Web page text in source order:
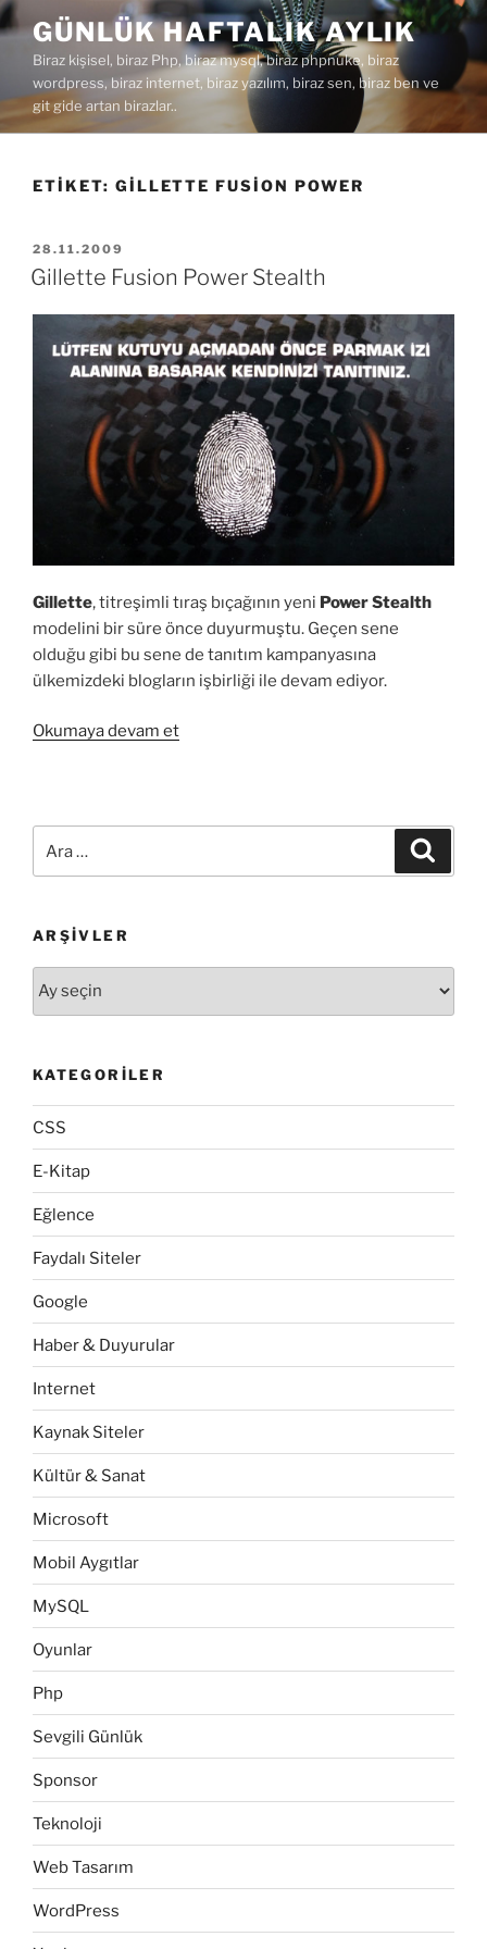
İçeriğe
geç
GÜNLÜK HAFTALIK AYLIK
Biraz kişisel, biraz Php, biraz mysql, biraz phpnuke, biraz
wordpress, biraz internet, biraz yazılım, biraz sen, biraz ben ve
git gide artan birazlar..
ETIKET: GILLETTE FUSION POWER
YAYIM
TARIHI
28.11.2009
Gillette Fusion Power Stealth
Gillette, titreşimli tıraş bıçağının yeni Power Stealth
modelini bir süre önce duyurmuştu. Geçen sene
olduğu gibi bu sene de tanıtım kampanyasına
ülkemizdeki blogların işbirliği ile devam ediyor.
Okumaya devam et“Gillette
ARŞIVLER
KATEGORILER
CSS
E-Kitap
Eğlence
Faydalı Siteler
Google
Haber & Duyurular
Internet
Kaynak Siteler
Kültür & Sanat
Microsoft
Mobil Aygıtlar
MySQL
Oyunlar
Php
Sevgili Günlük
Sponsor
Teknoloji
Web Tasarım
WordPress